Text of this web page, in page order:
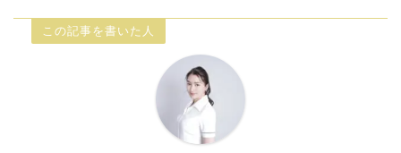
この記事を書いた人